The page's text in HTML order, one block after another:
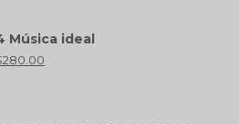
Música ideal
280.00